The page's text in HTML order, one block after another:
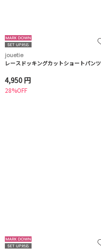
jouetie
レースドッキングカットショートパンツ
4,950 円
28%OFF